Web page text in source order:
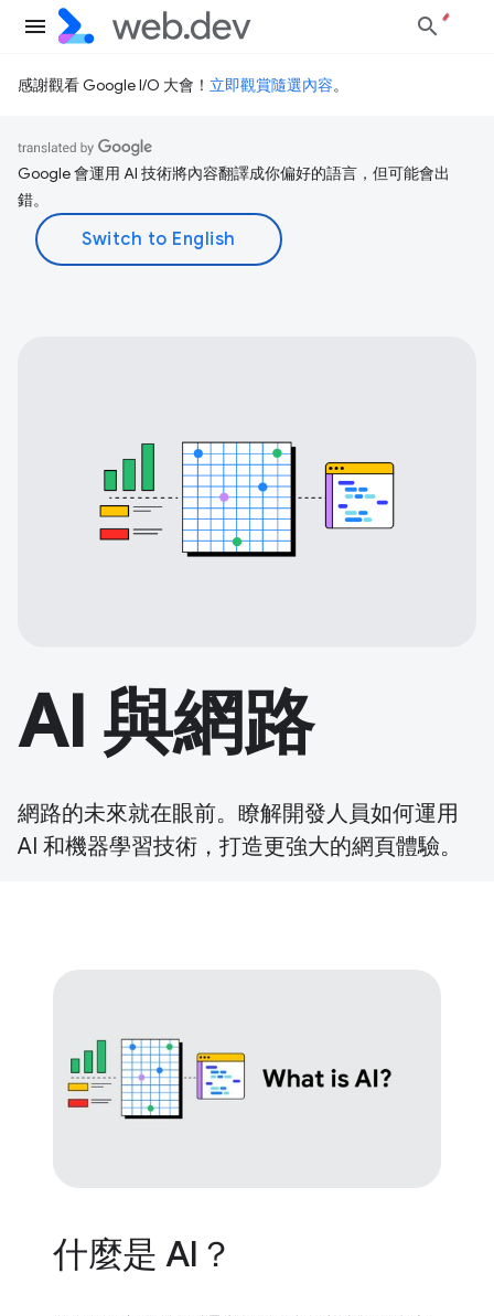
感謝觀看 Google I/O 大會！ 立即觀賞隨選內容。
Google 會運用 AI 技術將內容翻譯成你偏好的語言，但可能會出
錯。
AI 與網路
網路的未來就在眼前。瞭解開發人員如何運用
AI 和機器學習技術，打造更強大的網頁體驗。
什麼是 AI？